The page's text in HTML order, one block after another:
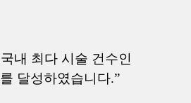
국내 최다 시술 건수인
를 달성하였습니다.”